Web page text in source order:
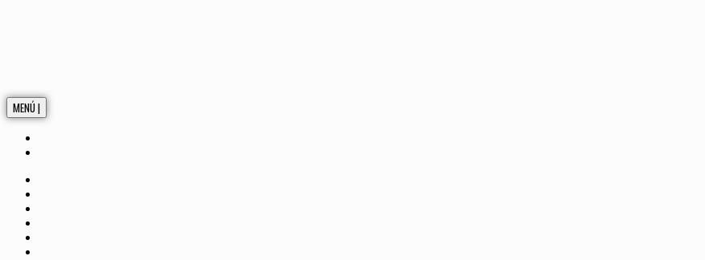
MENÚ |